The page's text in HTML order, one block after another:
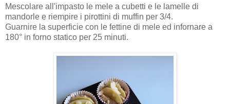
Mescolare all'impasto le mele a cubetti e le lamelle di
mandorle e riempire i pirottini di muffin per 3/4.
Guarnire la superficie con le fettine di mele ed infornare a
180° in forno statico per 25 minuti.